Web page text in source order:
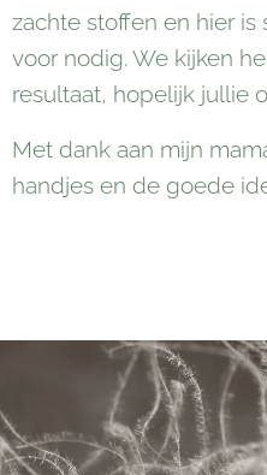
zachte stoffen en hier
voor nodig. We kijken
resultaat, hopelijk jullie
Met dank aan mijn
handjes en de goede